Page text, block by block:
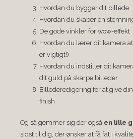
Hvordan du bygger dit billede
Hvordan du skaber en
De gode vinkler for wow-effekt
Hvordan du lærer dit kamera
er vigtigt!)
Hvordan du indstiller dit
dit guld på skarpe billeder
Billederedigering for at give
finish
Og så gemmer sig der også en lille
sidst til dig, der ønsker at få fat i